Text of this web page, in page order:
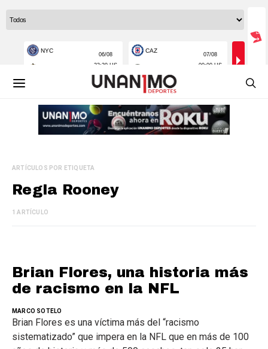
ARTÍCULOS POR ETIQUETA
Regla Rooney
1 ARTÍCULO
Brian Flores, una historia más
de racismo en la NFL
MARCO SOTELO
Brian Flores es una víctima más del “racismo
sistematizado” que impera en la NFL que en más de 100